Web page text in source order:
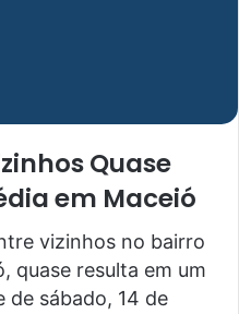
Quase
em Maceió
vizinhos no bairro
quase resulta em um
sábado, 14 de